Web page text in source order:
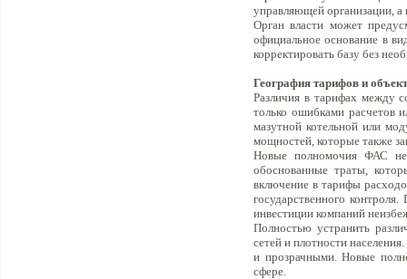
управляющей организации,
Орган власти может
официальное основание в
корректировать базу без
География тарифов и
Различия в тарифах между
только ошибками расчетов
мазутной котельной или
мощностей, которые также
Новые полномочия ФАС не
обоснованные траты,
включение в тарифы
государственного
инвестиции компаний
Полностью устранить
сетей и плотности
и прозрачными. Новые
сфере.